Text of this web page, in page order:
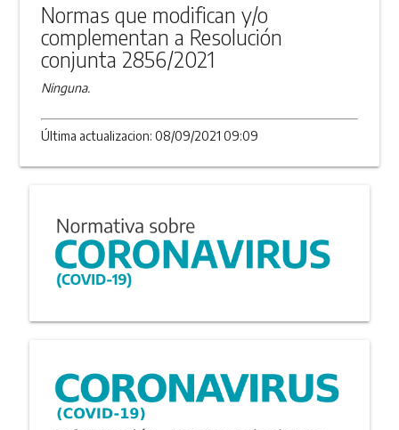
Normas que modifican y/o
complementan a Resolución
conjunta 2856/2021
Ninguna.
Última actualizacion: 08/09/2021 09:09